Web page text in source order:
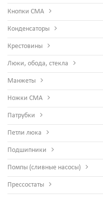
Кнопки СМА
Конденсаторы
Крестовины
Люки, обода, стекла
Манжеты
Ножки СМА
Патрубки
Петли люка
Подшипники
Помпы (сливные насосы)
Прессостаты